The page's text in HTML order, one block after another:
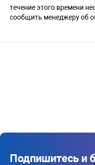
течение этого времени
сообщить менеджеру об
Подпишитесь и